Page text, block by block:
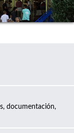
documentación,